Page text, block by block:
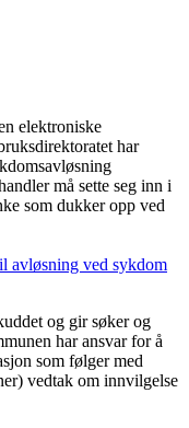
elektroniske
har
må sette seg inn i
som dukker opp ved
avløsning ved sykdom
og gir søker og
har ansvar for å
som følger med
vedtak om innvilgelse